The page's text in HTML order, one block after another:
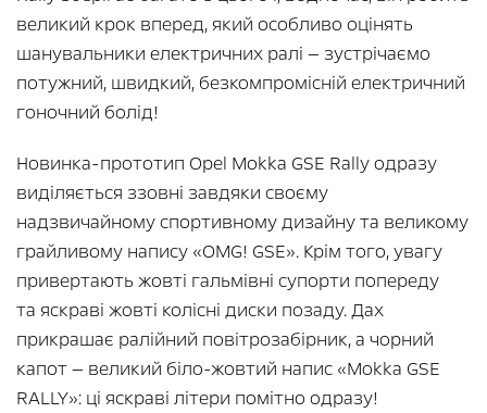
великий крок вперед, який особливо оцінять
шанувальники електричних ралі — зустрічаємо
потужний, швидкий, безкомпромісній електричний
гоночний болід!
Новинка-прототип Opel Mokka GSE Rally одразу
виділяється ззовні завдяки своєму
надзвичайному спортивному дизайну та великому
грайливому напису «OMG! GSE». Крім того, увагу
привертають жовті гальмівні супорти попереду
та яскраві жовті колісні диски позаду. Дах
прикрашає ралійний повітрозабірник, а чорний
капот — великий біло-жовтий напис «Mokka GSE
RALLY»: ці яскраві літери помітно одразу!